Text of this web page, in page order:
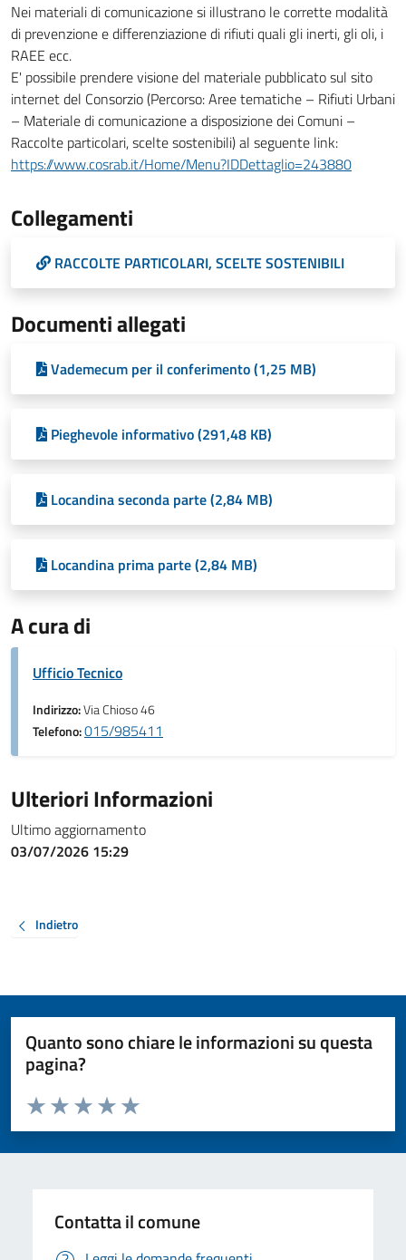
Nei materiali di comunicazione si illustrano le corrette modalità
di prevenzione e differenziazione di rifiuti quali gli inerti, gli oli, i
RAEE ecc.
E' possibile prendere visione del materiale pubblicato sul sito
internet del Consorzio (Percorso: Aree tematiche – Rifiuti Urbani
– Materiale di comunicazione a disposizione dei Comuni –
Raccolte particolari, scelte sostenibili) al seguente link:
https://www.cosrab.it/Home/Menu?IDDettaglio=243880
Collegamenti
RACCOLTE PARTICOLARI, SCELTE SOSTENIBILI
Documenti allegati
Vademecum per il conferimento (1,25 MB)
Pieghevole informativo (291,48 KB)
Locandina seconda parte (2,84 MB)
Locandina prima parte (2,84 MB)
A cura di
Ufficio Tecnico
Indirizzo:Via Chioso 46
Telefono:015/985411
Ulteriori Informazioni
Ultimo aggiornamento
03/07/2026 15:29
Indietro
Quanto sono chiare le informazioni su questa
pagina?
Valuta da 1 a 5 stelle la pagina
Valuta 5 stelle su 5
Valuta 4 stelle su 5
Valuta 3 stelle su 5
Valuta 2 stelle su 5
Valuta 1 stelle su 5
Contatta il comune